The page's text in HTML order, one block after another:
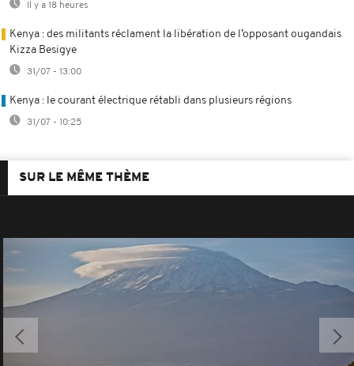
Il y a 18 heures
Kenya : des militants réclament la libération de l’opposant ougandais
Kizza Besigye
31/07 - 13:00
Kenya : le courant électrique rétabli dans plusieurs régions
31/07 - 10:25
SUR LE MÊME THÈME